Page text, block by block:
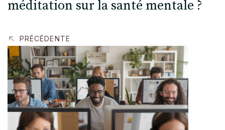
méditation sur la santé mentale ?
PRÉCÉDENTE